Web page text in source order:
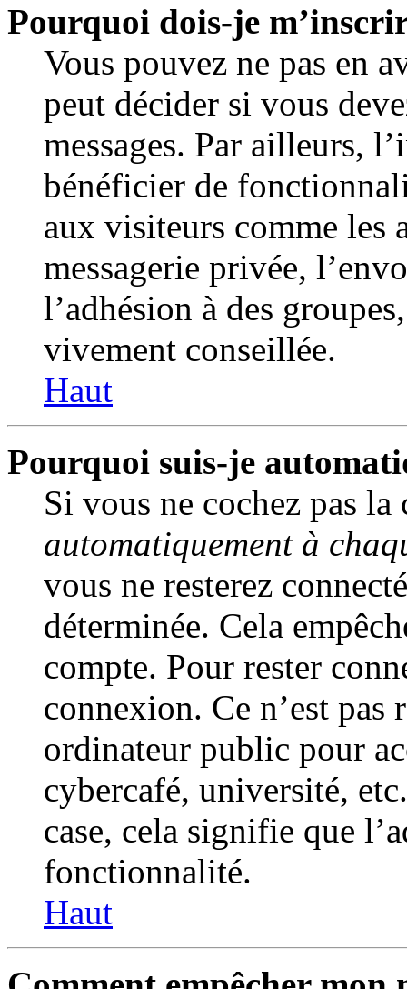
Pourquoi dois-je
Vous pouvez ne pas en
peut décider si vous
messages. Par ailleurs,
bénéficier de
aux visiteurs comme les
messagerie privée,
l’adhésion à des
vivement conseillée.
Haut
Pourquoi suis-je
Si vous ne cochez pas la
automatiquement à
vous ne resterez
déterminée. Cela
compte. Pour rester
connexion. Ce n’est
ordinateur public pour
cybercafé, université,
case, cela signifie que
fonctionnalité.
Haut